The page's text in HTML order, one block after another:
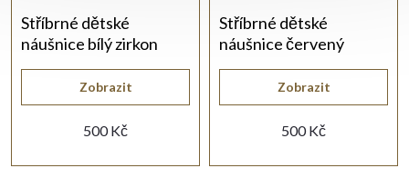
Stříbrné dětské
náušnice bílý zirkon
500 Kč
Zobrazit
Stříbrné dětské
náušnice červený
zirkon
500 Kč
Zobrazit